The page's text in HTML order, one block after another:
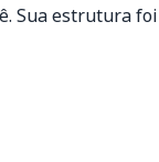
Sua estrutura